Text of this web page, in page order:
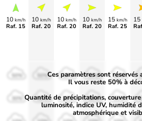
10 km/h
Raf. 15
10 km/h
Raf. 20
10 km/h
Raf. 20
10 km/h
Raf. 20
15 km/h
Raf. 25
15
50%
30%
50%
30%
50%
30%
50%
30%
50%
30%
Ces paramètres sont réservés
Il vous reste 50% à
Quantité de précipitations,
luminosité, indice UV, humidité
atmosphérique et